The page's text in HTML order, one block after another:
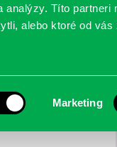
analýzy. Títo partneri
alebo ktoré od vás
Marketing
TLAČIVÁ